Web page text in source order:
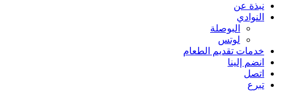
نبذة عن
النوادي
البوصلة
لوتس
خدمات تقديم الطعام
انضم إلينا
اتصل
تبرع